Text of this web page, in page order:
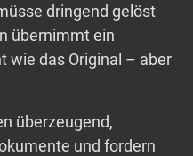
dringend gelöst
übernimmt ein
wie das Original – aber
überzeugend,
und fordern